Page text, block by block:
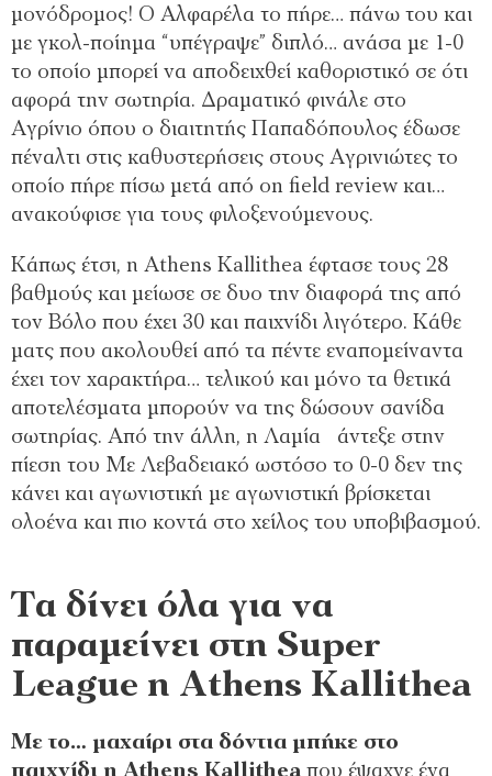
μονόδρομος! Ο Αλφαρέλα το πήρε… πάνω του και
με γκολ-ποίημα “υπέγραψε” διπλό… ανάσα με 1-0
το οποίο μπορεί να αποδειχθεί καθοριστικό σε ότι
αφορά την σωτηρία. Δραματικό φινάλε στο
Αγρίνιο όπου ο διαιτητής Παπαδόπουλος έδωσε
πέναλτι στις καθυστερήσεις στους Αγρινιώτες το
οποίο πήρε πίσω μετά από on field review και…
ανακούφισε για τους φιλοξενούμενους.
Κάπως έτσι, η Athens Kallithea έφτασε τους 28
βαθμούς και μείωσε σε δυο την διαφορά της από
τον Βόλο που έχει 30 και παιχνίδι λιγότερο. Κάθε
ματς που ακολουθεί από τα πέντε εναπομείναντα
έχει τον χαρακτήρα… τελικού και μόνο τα θετικά
αποτελέσματα μπορούν να της δώσουν σανίδα
σωτηρίας. Από την άλλη, η Λαμία άντεξε στην
πίεση του Με Λεβαδειακό ωστόσο το 0-0 δεν της
κάνει και αγωνιστική με αγωνιστική βρίσκεται
ολοένα και πιο κοντά στο χείλος του υποβιβασμού.
Τα δίνει όλα για να
παραμείνει στη Super
League η Athens Kallithea
Με το… μαχαίρι στα δόντια μπήκε στο